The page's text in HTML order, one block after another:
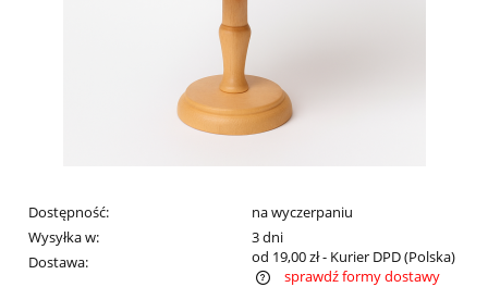
Dostępność:
na wyczerpaniu
Wysyłka w:
3 dni
Dostawa:
od 19,00 zł- Kurier DPD(Polska)
sprawdź formy dostawy